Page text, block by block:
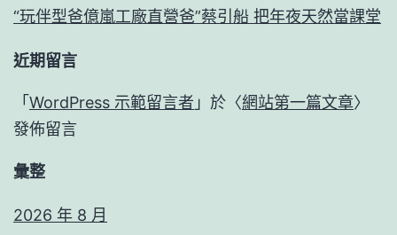
“玩伴型爸億嵐工廠直營爸”蔡引船 把年夜天然當課堂
近期留言
「 WordPress 示範留言者 」於〈網站第一篇文章〉
發佈留言
彙整
2026 年 8 月